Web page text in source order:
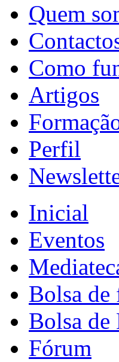
Quem
Como
Artigos
Perfil
Inicial
Eventos
Bolsa de
Bolsa de
Fórum